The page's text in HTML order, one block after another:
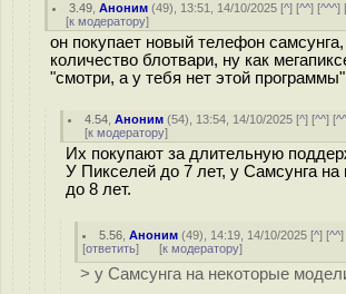
3.49 ,Аноним (49), 13:51, 14/10/2025 [^] [^^] [^^^]
[к модератору]
он покупает новый телефон
количество блотвари, ну как
"смотри, а у тебя нет этой
4.54 ,Аноним (54), 13:54, 14/10/2025 [^] [^^] [
[к модератору]
Их покупают за длительную
У Пикселей до 7 лет, у Самсунга
до 8 лет.
5.56 ,Аноним (49), 14:19, 14/10/2025 [^] [^^]
[ответить] [к модератору]
> у Самсунга на некоторые